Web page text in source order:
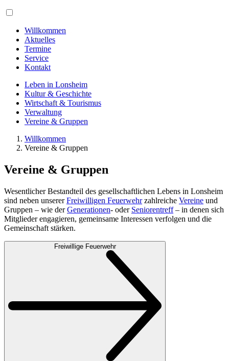
Willkommen
Aktuelles
Termine
Service
Kontakt
Leben in Lonsheim
Kultur & Geschichte
Wirtschaft & Tourismus
Verwaltung
Vereine & Gruppen
Willkommen
Vereine & Gruppen
Vereine & Gruppen
Wesentlicher Bestandteil des gesellschaftlichen Lebens in Lonsheim
sind neben unsererFreiwilligen Feuerwehrzahlreiche Vereine und
Gruppen – wie derGenerationen- oder Seniorentreff– in denen sich
Mitglieder engagieren, gemeinsame Interessen verfolgen und die
Gemeinschaft stärken.
Freiwillige Feuerwehr